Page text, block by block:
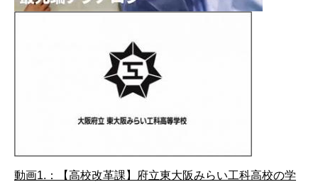
動画1.：【高校改革課】府立東大阪みらい工科高校の学